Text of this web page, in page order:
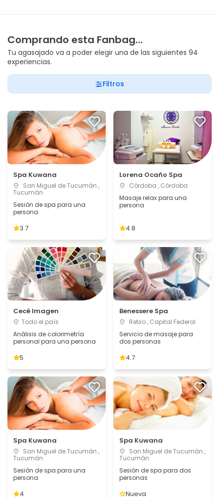
Comprando esta Fanbag...
Tu agasajado va a poder elegir una de las siguientes 94
experiencias.
Filtros
Spa Kuwana
San Miguel de Tucumán ,
Tucumán
Sesión de spa para una
persona
3.7
Lorena Ocaño Spa
Córdoba , Córdoba
Masaje relax para una
persona
4.8
Cecé Imagen
Todo el país
Análisis de colorimetría
personal para una persona
5
Benessere Spa
Retiro , Capital Federal
Servicio de masaje para
dos personas
4.7
Spa Kuwana
San Miguel de Tucumán ,
Tucumán
Sesión de spa para una
persona
4
Spa Kuwana
San Miguel de Tucumán ,
Tucumán
Sesión de spa para dos
personas
Nueva